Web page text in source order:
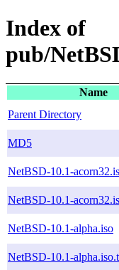
Index of
pub/
Name
Parent Directory
MD5
NetBSD-10.1-
NetBSD-10.1-
NetBSD-10.1-alpha.iso
NetBSD-10.1-